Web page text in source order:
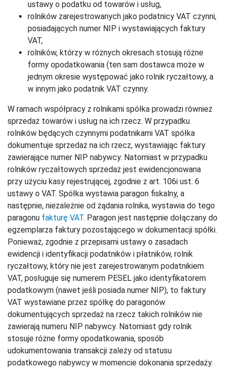
ustawy o podatku od towarów i usług,
rolników zarejestrowanych jako podatnicy VAT czynni,
posiadających numer NIP i wystawiających faktury
VAT,
rolników, którzy w różnych okresach stosują różne
formy opodatkowania (ten sam dostawca może w
jednym okresie występować jako rolnik ryczałtowy, a
w innym jako podatnik VAT czynny.
W ramach współpracy z rolnikami spółka prowadzi również
sprzedaż towarów i usług na ich rzecz. W przypadku
rolników będących czynnymi podatnikami VAT spółka
dokumentuje sprzedaż na ich rzecz, wystawiając faktury
zawierające numer NIP nabywcy. Natomiast w przypadku
rolników ryczałtowych sprzedaż jest ewidencjonowana
przy użyciu kasy rejestrującej, zgodnie z art. 106i ust. 6
ustawy o VAT. Spółka wystawia paragon fiskalny, a
następnie, niezależnie od żądania rolnika, wystawia do tego
paragonu fakturę VAT. Paragon jest następnie dołączany do
egzemplarza faktury pozostającego w dokumentacji spółki.
Ponieważ, zgodnie z przepisami ustawy o zasadach
ewidencji i identyfikacji podatników i płatników, rolnik
ryczałtowy, który nie jest zarejestrowanym podatnikiem
VAT, posługuje się numerem PESEL jako identyfikatorem
podatkowym (nawet jeśli posiada numer NIP), to faktury
VAT wystawiane przez spółkę do paragonów
dokumentujących sprzedaż na rzecz takich rolników nie
zawierają numeru NIP nabywcy. Natomiast gdy rolnik
stosuje różne formy opodatkowania, sposób
udokumentowania transakcji zależy od statusu
podatkowego nabywcy w momencie dokonania sprzedaży.